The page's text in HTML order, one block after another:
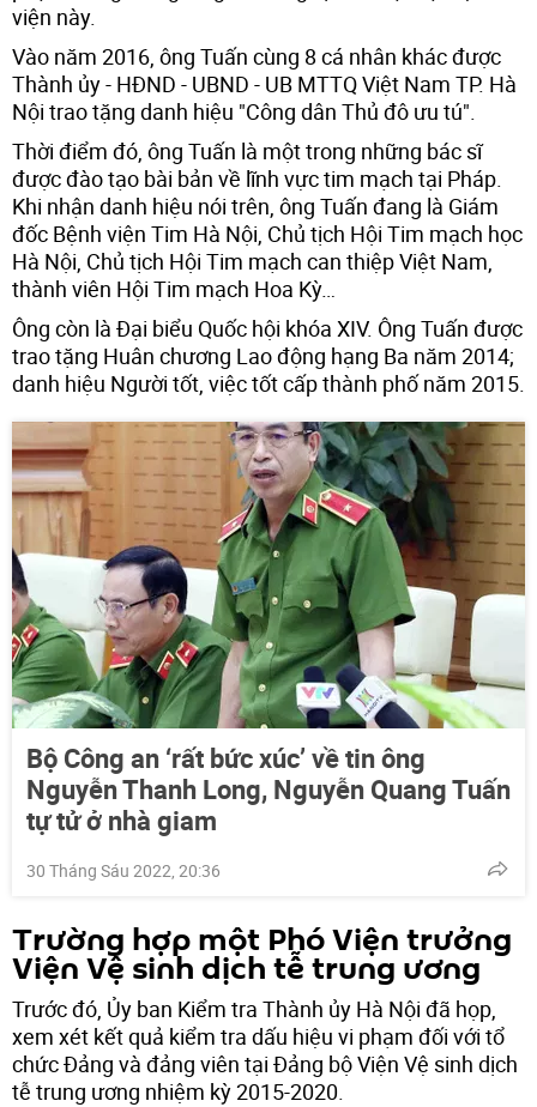
viện này.
Vào năm 2016, ông Tuấn cùng 8 cá nhân khác được
Thành ủy - HĐND - UBND - UB MTTQ Việt Nam TP. Hà
Nội trao tặng danh hiệu "Công dân Thủ đô ưu tú".
Thời điểm đó, ông Tuấn là một trong những bác sĩ
được đào tạo bài bản về lĩnh vực tim mạch tại Pháp.
Khi nhận danh hiệu nói trên, ông Tuấn đang là Giám
đốc Bệnh viện Tim Hà Nội, Chủ tịch Hội Tim mạch học
Hà Nội, Chủ tịch Hội Tim mạch can thiệp Việt Nam,
thành viên Hội Tim mạch Hoa Kỳ…
Ông còn là Đại biểu Quốc hội khóa XIV. Ông Tuấn được
trao tặng Huân chương Lao động hạng Ba năm 2014;
danh hiệu Người tốt, việc tốt cấp thành phố năm 2015.
Bộ Công an ‘rất bức xúc’ về tin ông
Nguyễn Thanh Long, Nguyễn Quang Tuấn
tự tử ở nhà giam
30 Tháng Sáu 2022, 20:36
Trường hợp một Phó Viện trưởng
Viện Vệ sinh dịch tễ trung ương
Trước đó, Ủy ban Kiểm tra Thành ủy Hà Nội đã họp,
xem xét kết quả kiểm tra dấu hiệu vi phạm đối với tổ
chức Đảng và đảng viên tại Đảng bộ Viện Vệ sinh dịch
tễ trung ương nhiệm kỳ 2015-2020.